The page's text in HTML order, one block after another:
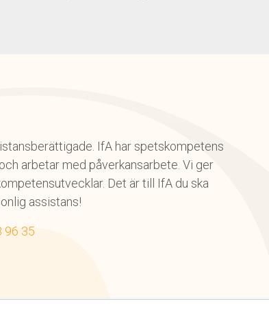
IfA har spetskompetens
arbetar med påverkansarbete. Vi ger
Det är till IfA du ska
assistans!
96 35